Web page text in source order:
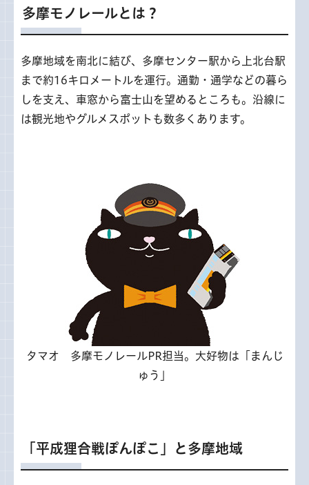
多摩モノレールとは？
多摩地域を南北に結び、多摩センター駅から上北台駅
まで約16キロメートルを運行。通勤・通学などの暮ら
しを支え、車窓から富士山を望めるところも。沿線に
は観光地やグルメスポットも数多くあります。
タマオ 多摩モノレールPR担当。大好物は「まんじ
ゅう」
「平成狸合戦ぽんぽこ」と多摩地域